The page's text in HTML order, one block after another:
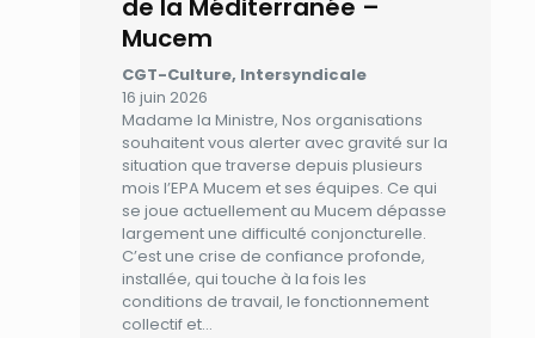
de la Méditerranée –
Mucem
CGT-Culture, Intersyndicale
16 juin 2026
Madame la Ministre, Nos organisations
souhaitent vous alerter avec gravité sur la
situation que traverse depuis plusieurs
mois l’EPA Mucem et ses équipes. Ce qui
se joue actuellement au Mucem dépasse
largement une difficulté conjoncturelle.
C’est une crise de confiance profonde,
installée, qui touche à la fois les
conditions de travail, le fonctionnement
collectif et…